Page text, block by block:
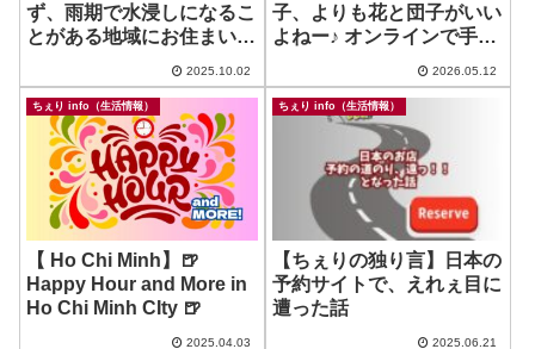
ず、雨期で水浸しになるこ
とがある地域にお住まい・
つけてほしいこと
2025.10.02
子、よりも花と団子がいい
よねー♪ オンラインで手軽
2026.05.12
ちぇり info（生活情報）
【 Ho Chi Minh】🍺
Happy Hour and More in
Ho Chi Minh CIty 🍺
2025.04.03
ちぇり info（生活情報）
【ちぇりの独り言】日本の
予約サイトで、えれぇ目に
遭った話
2025.06.21